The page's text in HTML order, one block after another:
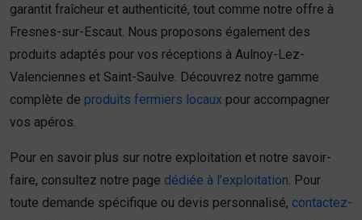
garantit fraîcheur et authenticité, tout comme notre offre à
Fresnes-sur-Escaut. Nous proposons également des
produits adaptés pour vos réceptions à Aulnoy-Lez-
Valenciennes et Saint-Saulve. Découvrez notre gamme
complète de produits fermiers locaux pour accompagner
vos apéros.
Pour en savoir plus sur notre exploitation et notre savoir-
faire, consultez notre page dédiée à l’exploitation . Pour
toute demande spécifique ou devis personnalisé, contactez-